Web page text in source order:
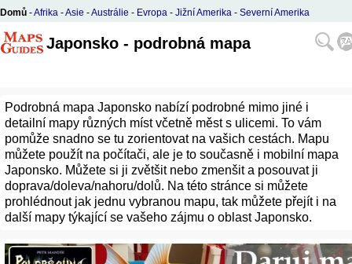
Domů -Afrika -Asie -Austrálie - Evropa - Jižní Amerika - Severní Amerika
Japonsko - podrobná mapa
Podrobná mapa Japonsko nabízí podrobné mimo jiné i
detailní mapy různých míst včetně měst s ulicemi. To vám
pomůže snadno se tu zorientovat na vašich cestách. Mapu
můžete použít na počítači, ale je to současně i mobilní mapa
Japonsko. Můžete si ji zvětšit nebo zmenšit a posouvat ji
doprava/doleva/nahoru/dolů. Na této stránce si můžete
prohlédnout jak jednu vybranou mapu, tak můžete přejít i na
další mapy týkající se vašeho zájmu o oblast Japonsko.